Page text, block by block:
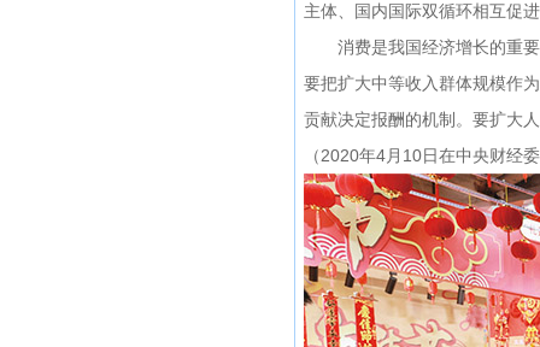
主体、国内国际双循环相互促
消费是我国经济增长的重要
要把扩大中等收入群体规模作
贡献决定报酬的机制。要扩大
（2020年4月10日在中央财经